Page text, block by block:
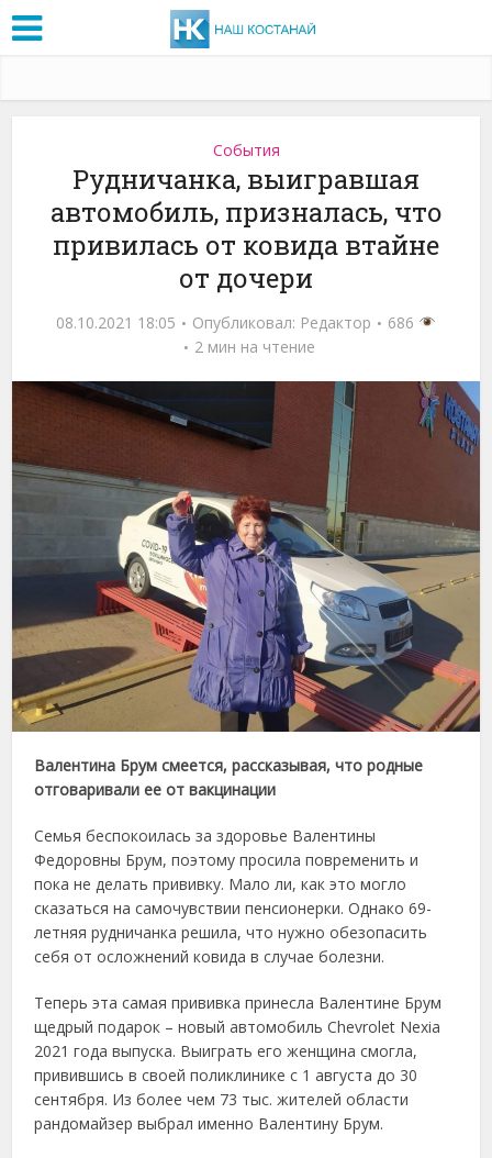
События
Рудничанка, выигравшая
автомобиль, призналась, что
привилась от ковида втайне
от дочери
08.10.2021 18:05 Опубликовал: Редактор
686
2 мин на чтение
Валентина Брум смеется, рассказывая, что родные
отговаривали ее от вакцинации
Семья беспокоилась за здоровье Валентины
Федоровны Брум, поэтому просила повременить и
пока не делать прививку. Мало ли, как это могло
сказаться на самочувствии пенсионерки. Однако 69-
летняя рудничанка решила, что нужно обезопасить
себя от осложнений ковида в случае болезни.
Теперь эта самая прививка принесла Валентине Брум
щедрый подарок – новый автомобиль Chevrolet Nexia
2021 года выпуска. Выиграть его женщина смогла,
привившись в своей поликлинике с 1 августа до 30
сентября. Из более чем 73 тыс. жителей области
рандомайзер выбрал именно Валентину Брум.